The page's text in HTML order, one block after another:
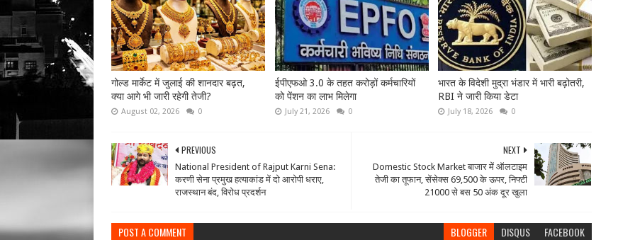
गोल्ड मार्केट में जुलाई की शानदार बढ़त,
क्या आगे भी जारी रहेगी तेजी?
August 02, 2026 0
ईपीएफओ 3.0 के तहत करोड़ों कर्मचारियों
को पेंशन का लाभ मिलेगा
July 21, 2026 0
भारत के विदेशी मुद्रा भंडार में भारी बढ़ोतरी,
RBI ने जारी किया डेटा
July 18, 2026 0
NEXT
Domestic Stock Market बाजार में ऑलटाइम
तेजी का तूफान, सेंसेक्स 69,500 के ऊपर, निफ्टी
21000 से बस 50 अंक दूर खुला
PREVIOUS
National President of Rajput Karni Sena:
करणी सेना प्रमुख हत्याकांड में दो आरोपी धराए,
राजस्थान बंद, विरोध प्रदर्शन
POST A COMMENT BLOGGER DISQUS FACEBOOK